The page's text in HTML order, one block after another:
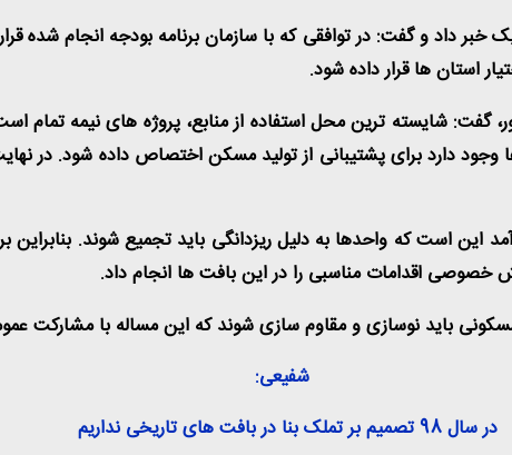
استان ها قرار داده شود.
نیمه تمام در کشور، گفت: شایسته ترین محل استفاده از منابع، پروژه های
وجود دارد برای پشتیبانی از تولید مسکن اختصاص داده شود. در
است که واحدها به دلیل ریزدانگی باید تجمیع شوند.
اقدامات مناسبی را در این بافت ها انجام داد.
شفیعی:
در سال 98 تصمیم بر تملک بنا در بافت های تاریخی نداریم